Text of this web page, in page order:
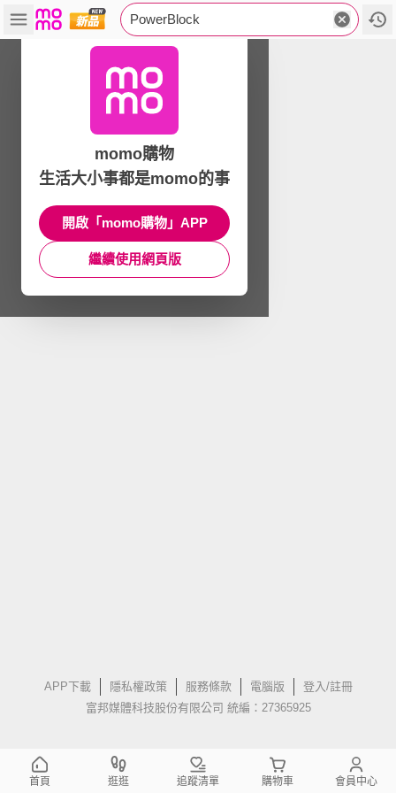
PowerBlock
APP下載 隱私權政策 服務條款 電腦版
登入/註冊
富邦媒體科技股份有限公司 統編：27365925
momo購物
生活大小事都是momo的事
開啟「momo購物」APP
繼續使用網頁版
首頁 逛逛 追蹤清單 購物車 會員中心